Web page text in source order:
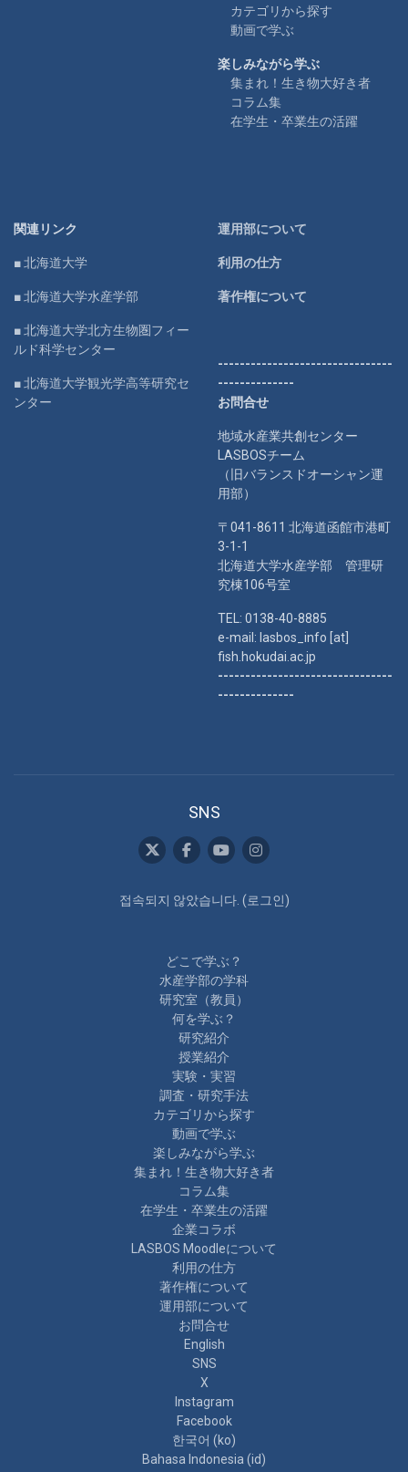
カテゴリから探す
動画で学ぶ
楽しみながら学ぶ
集まれ！生き物大好き者
コラム集
在学生・卒業生の活躍
関連リンク
■ 北海道大学
■ 北海道大学水産学部
■ 北海道大学北方生物圏フィー
ルド科学センター
■ 北海道大学観光学高等研究セ
ンター
運用部について
利用の仕方
著作権について
--------------------------------
--------------
お問合せ
地域水産業共創センター
LASBOSチーム
（旧バランスドオーシャン運
用部）
〒041-8611 北海道函館市港町
3-1-1
北海道大学水産学部 管理研
究棟106号室
TEL: 0138-40-8885
e-mail: lasbos_info [at]
fish.hokudai.ac.jp
--------------------------------
--------------
SNS
접속되지 않았습니다. (로그인)
どこで学ぶ？
水産学部の学科
研究室（教員）
何を学ぶ？
研究紹介
授業紹介
実験・実習
調査・研究手法
カテゴリから探す
動画で学ぶ
楽しみながら学ぶ
集まれ！生き物大好き者
コラム集
在学生・卒業生の活躍
企業コラボ
LASBOS Moodleについて
利用の仕方
著作権について
運用部について
お問合せ
English
SNS
X
Instagram
Facebook
한국어 ‎(ko)‎
Bahasa Indonesia ‎(id)‎